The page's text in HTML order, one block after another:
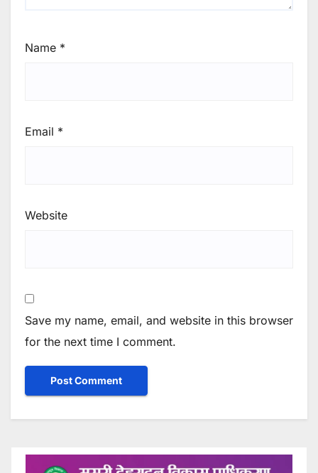
Name *
Email *
Website
Save my name, email, and website in this browser
for the next time I comment.